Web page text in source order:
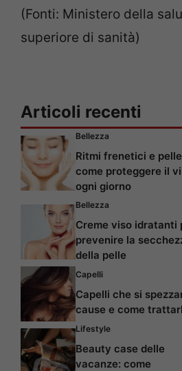
(Fonti: Ministero della
superiore di sanità)
Articoli recenti
Bellezza
Ritmi frenetici e
come proteggere il
ogni giorno
Bellezza
Creme viso idratanti
prevenire la
della pelle
Capelli
Capelli che si
cause e come
Lifestyle
Beauty case delle
vacanze: come